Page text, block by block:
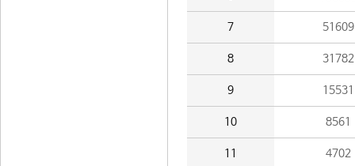
7 51609
8 31782
9 15531
10 8561
11 4702